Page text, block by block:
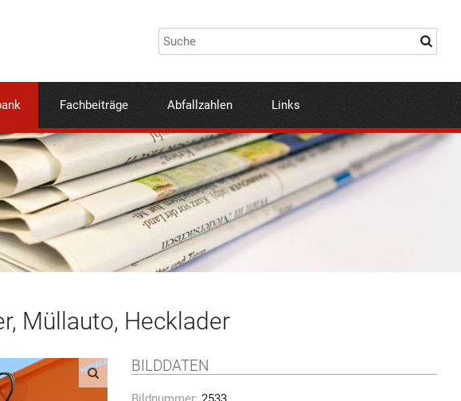
Fachbeiträge Abfallzahlen Links
Müllauto, Hecklader
BILDDATEN